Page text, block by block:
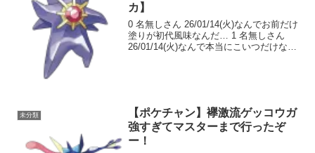
カ】
0 名無しさん 26/01/14(火)なんでお前だけ
塗りが初代風味なんだ… 1 名無しさん
26/01/14(火)なんで本当にこいつだけなん
未分類
【ポケチャン】襷激流ゲッコウガ
強すぎてマスターまで行ったぞ
ー！